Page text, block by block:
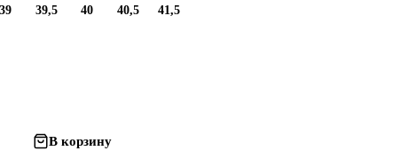
39 39,5 40 40,5 41,5
В корзину